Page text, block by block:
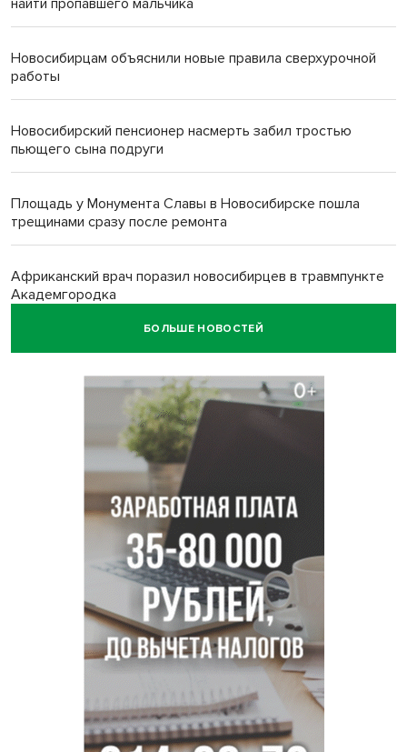
найти пропавшего мальчика
Новосибирцам объяснили новые правила сверхурочной
работы
Новосибирский пенсионер насмерть забил тростью
пьющего сына подруги
Площадь у Монумента Славы в Новосибирске пошла
трещинами сразу после ремонта
Африканский врач поразил новосибирцев в травмпункте
Академгородка
БОЛЬШЕ НОВОСТЕЙ